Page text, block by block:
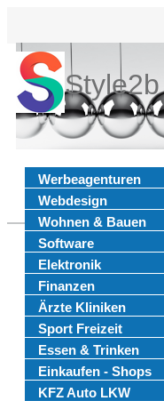
Style2b
Werbeagenturen
Webdesign
Wohnen & Bauen
Software
Elektronik
Finanzen
Ärzte Kliniken
Sport Freizeit
Essen & Trinken
Einkaufen - Shops
KFZ Auto LKW